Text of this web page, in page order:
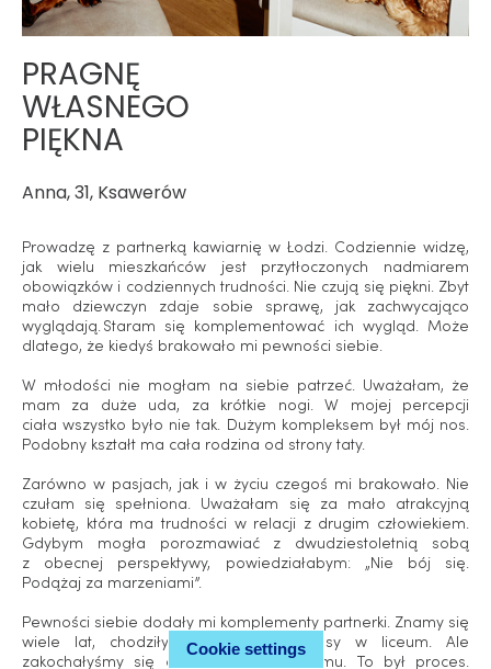
PRAGNĘ
WŁASNEGO
PIĘKNA
Anna, 31, Ksawerów
Prowadzę z partnerką kawiarnię w Łodzi. Codziennie widzę,
jak wielu mieszkańców jest przytłoczonych nadmiarem
obowiązków i codziennych trudności. Nie czują się piękni. Zbyt
mało dziewczyn zdaje sobie sprawę, jak zachwycająco
wyglądają. Staram się komplementować ich wygląd. Może
dlatego, że kiedyś brakowało mi pewności siebie.
W młodości nie mogłam na siebie patrzeć. Uważałam, że
mam za duże uda, za krótkie nogi. W mojej percepcji
ciała wszystko było nie tak. Dużym kompleksem był mój nos.
Podobny kształt ma cała rodzina od strony taty.
Zarówno w pasjach, jak i w życiu czegoś mi brakowało. Nie
czułam się spełniona. Uważałam się za mało atrakcyjną
kobietę, która ma trudności w relacji z drugim człowiekiem.
Gdybym mogła porozmawiać z dwudziestoletnią sobą
z obecnej perspektywy, powiedziałabym: „Nie bój się.
Podążaj za marzeniami”.
Pewności siebie dodały mi komplementy partnerki. Znamy się
wiele lat, chodziłyśmy do jednej klasy w liceum. Ale
zakochałyśmy się dopiero trzy lata temu. To był proces.
Cookie settings